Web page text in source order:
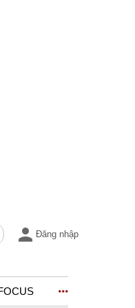
Đăng nhập